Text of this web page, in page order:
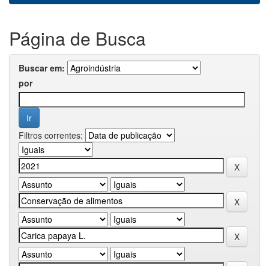
Página de Busca
Buscar em:
por
Filtros correntes: